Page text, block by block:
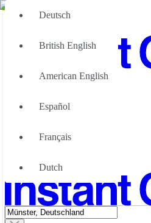
Wir können Ihnen helfen
Über uns
Kontaktiere Uns
Deutsch
British English
American English
Español
Français
Dutch